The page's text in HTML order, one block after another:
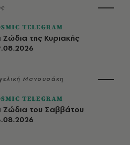
TELEGRAM
Ζώδια της Κυριακής
Μανουσάκη
TELEGRAM
Ζώδια του Σαββάτου